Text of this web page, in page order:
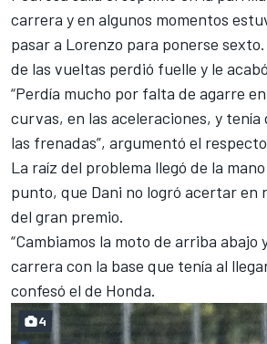
carrera y en algunos momentos
pasar a Lorenzo para ponerse
de las vueltas perdió fuelle y le
“Perdía mucho por falta de agarre
curvas, en las aceleraciones, y
las frenadas”, argumentó el
La raíz del problema llegó de la
punto, que Dani no logró acertar en
del gran premio.
“Cambiamos la moto de arriba abajo
carrera con la base que tenía al
confesó el de Honda.
4